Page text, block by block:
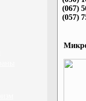
(067)
(057)